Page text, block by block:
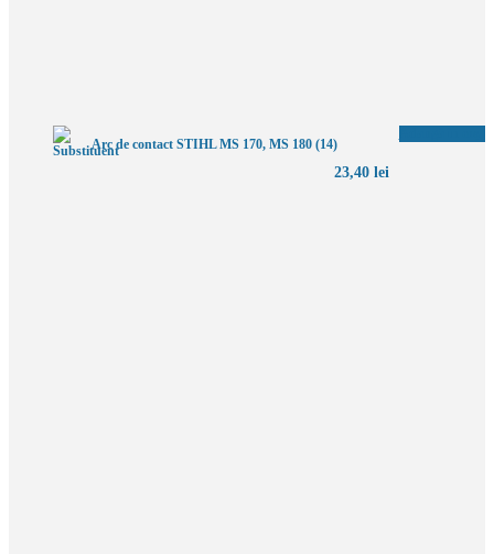
Arc de contact STIHL MS 170, MS 180 (14)
23,40 lei